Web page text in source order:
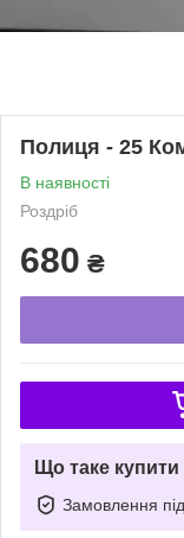
Полиця - 25
В наявності
Роздріб
680 ₴
Що таке
Замовлення